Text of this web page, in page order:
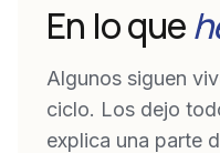
En lo que
Algunos siguen
ciclo. Los dejo
explica una parte